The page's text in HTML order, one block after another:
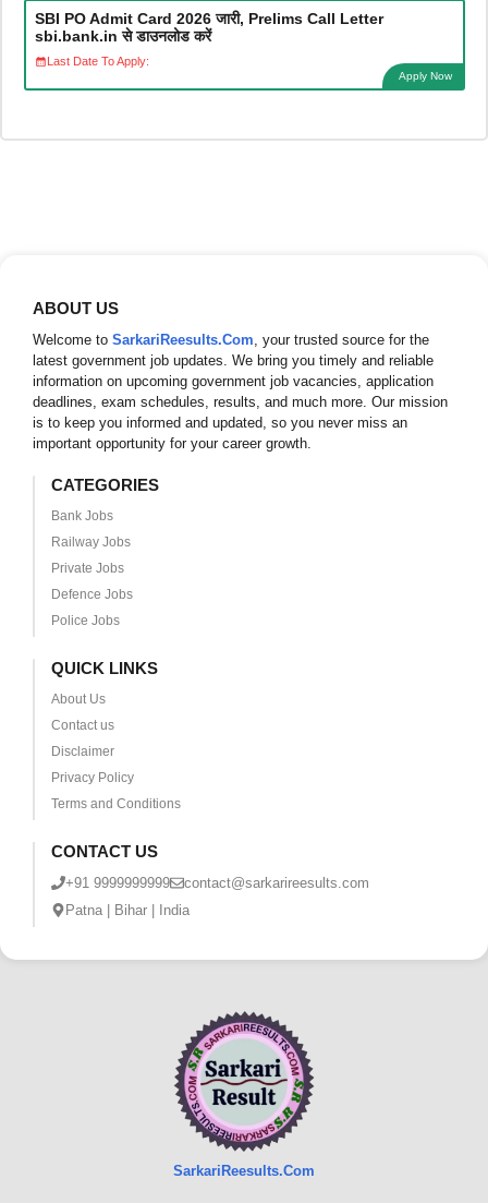
SBI PO Admit Card 2026 जारी, Prelims Call Letter
sbi.bank.in से डाउनलोड करें
Last Date To Apply:
Apply Now
ABOUT US
Welcome to SarkariReesults.Com, your trusted source for the
latest government job updates. We bring you timely and reliable
information on upcoming government job vacancies, application
deadlines, exam schedules, results, and much more. Our mission
is to keep you informed and updated, so you never miss an
important opportunity for your career growth.
CATEGORIES
Bank Jobs
Railway Jobs
Private Jobs
Defence Jobs
Police Jobs
QUICK LINKS
About Us
Contact us
Disclaimer
Privacy Policy
Terms and Conditions
CONTACT US
+91 9999999999
contact@sarkarireesults.com
Patna | Bihar | India
SarkariReesults.Com